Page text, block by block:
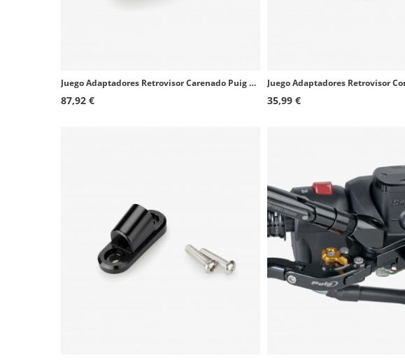
Juego Adaptadores Retrovisor Carenado Puig 20350N+20351N BMW R1250RS (19-25)
87,92 € 35,99 €